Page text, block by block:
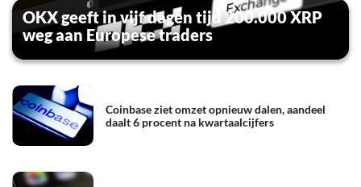
OKX geeft in vijf dagen tijd 200.000 XRP
weg aan Europese traders
Coinbase ziet omzet opnieuw dalen, aandeel
daalt 6 procent na kwartaalcijfers